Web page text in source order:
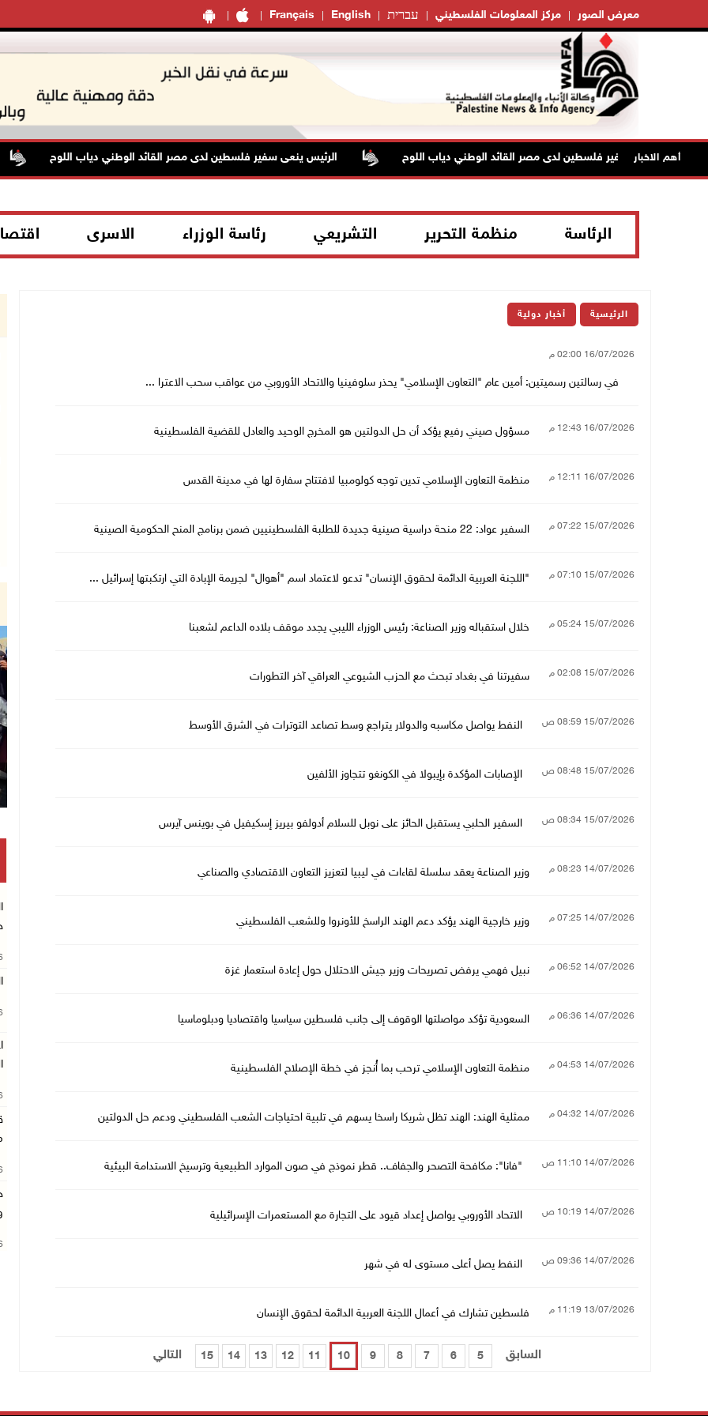
Français English עברית مركز المعلومات الفلسطيني معرض الصور
أهم الاخبار
وفاة سفير فلسطين لدى مصر القائد الوطني دياب اللوح الرئيس ينعى سفير فلسطين لدى مصر القائد الوطني دياب اللوح
الرئاسة منظمة التحرير التشريعي رئاسة الوزراء الاسرى
الرئيسية أخبار دولية
16/07/2026 02:00 م
في رسالتين رسميتين: أمين عام "التعاون الإسلامي" يحذر سلوفينيا والاتحاد الأوروبي من عواقب سحب الاعترا ...
16/07/2026 12:43 م مسؤول صيني رفيع يؤكد أن حل الدولتين هو المخرج الوحيد والعادل للقضية الفلسطينية
16/07/2026 12:11 م منظمة التعاون الإسلامي تدين توجه كولومبيا لافتتاح سفارة لها في مدينة القدس
15/07/2026 07:22 م السفير عواد: 22 منحة دراسية صينية جديدة للطلبة الفلسطينيين ضمن برنامج المنح الحكومية الصينية
15/07/2026 07:10 م "اللجنة العربية الدائمة لحقوق الإنسان" تدعو لاعتماد اسم "أهوال" لجريمة الإبادة التي ارتكبتها إسرائيل ...
15/07/2026 05:24 م خلال استقباله وزير الصناعة: رئيس الوزراء الليبي يجدد موقف بلاده الداعم لشعبنا
15/07/2026 02:08 م سفيرتنا في بغداد تبحث مع الحزب الشيوعي العراقي آخر التطورات
15/07/2026 08:59 ص النفط يواصل مكاسبه والدولار يتراجع وسط تصاعد التوترات في الشرق الأوسط
15/07/2026 08:48 ص الإصابات المؤكدة بإيبولا في الكونغو تتجاوز الألفين
15/07/2026 08:34 ص السفير الحلبي يستقبل الحائز على نوبل للسلام أدولفو بيريز إسكيفيل في بوينس آيرس
14/07/2026 08:23 م وزير الصناعة يعقد سلسلة لقاءات في ليبيا لتعزيز التعاون الاقتصادي والصناعي
14/07/2026 07:25 م وزير خارجية الهند يؤكد دعم الهند الراسخ للأونروا وللشعب الفلسطيني
14/07/2026 06:52 م نبيل فهمي يرفض تصريحات وزير جيش الاحتلال حول إعادة استعمار غزة
14/07/2026 06:36 م السعودية تؤكد مواصلتها الوقوف إلى جانب فلسطين سياسيا واقتصاديا ودبلوماسيا
14/07/2026 04:53 م منظمة التعاون الإسلامي ترحب بما أُنجز في خطة الإصلاح الفلسطينية
14/07/2026 04:32 م ممثلية الهند: الهند تظل شريكا راسخا يسهم في تلبية احتياجات الشعب الفلسطيني ودعم حل الدولتين
14/07/2026 11:10 ص "فانا": مكافحة التصحر والجفاف.. قطر نموذج في صون الموارد الطبيعية وترسيخ الاستدامة البيئية
14/07/2026 10:19 ص الاتحاد الأوروبي يواصل إعداد قيود على التجارة مع المستعمرات الإسرائيلية
14/07/2026 09:36 ص النفط يصل أعلى مستوى له في شهر
13/07/2026 11:19 م فلسطين تشارك في أعمال اللجنة العربية الدائمة لحقوق الإنسان
السابق 5
6
7
8
9
10
11
12
13
14
15 التالي